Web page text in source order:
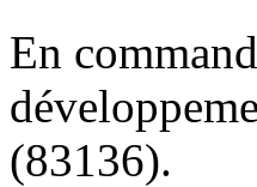
En
(83136).